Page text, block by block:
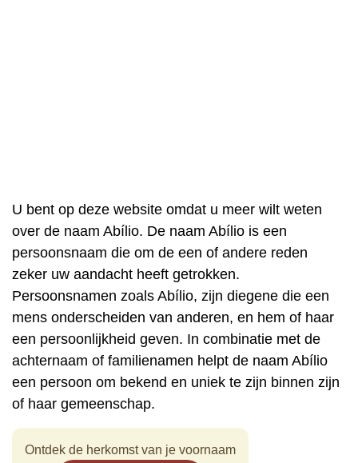
U bent op deze website omdat u meer wilt weten
over de naam Abílio. De naam Abílio is een
persoonsnaam die om de een of andere reden
zeker uw aandacht heeft getrokken.
Persoonsnamen zoals Abílio, zijn diegene die een
mens onderscheiden van anderen, en hem of haar
een persoonlijkheid geven. In combinatie met de
achternaam of familienamen helpt de naam Abílio
een persoon om bekend en uniek te zijn binnen zijn
of haar gemeenschap.
Ontdek de herkomst van je voornaam